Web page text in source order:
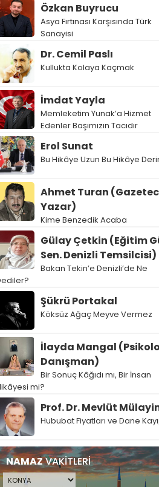
Özkan Buyrucu
Asya Fırtınası Karşısında Türk
Sanayisi
Dr. Cemil Paslı
Kullukta Kolaya Kaçmak
İmdat Yayla
Memleketim Yunak’a Hizmet
Edenler Başımızın Tacıdır
Erol Sunat
Bu Hikâye Uzun Bu Hikâye
Ahmet Turan
Yazar)
Kime Benzedik Acaba
Gülay Çetkin (Eğitim
Sen. Denizli Temsilcisi)
Bakan Tekin’e Denizli’de Ne
Şükrü Portakal
Köksüz Ağaç Meyve Vermez
İlayda Mangal
Danışman)
Bir Sonuç Kâğıdı mı, Bir İnsan
mi?
Prof. Dr. Mevlüt
Hububat Fiyatları ve Dane
NAMAZVAKİTLERİ